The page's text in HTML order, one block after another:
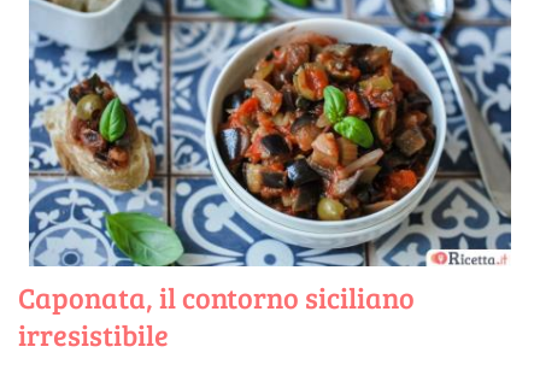
Caponata, il contorno siciliano
irresistibile